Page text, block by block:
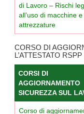
di Lavoro – Rischi
all’uso di macchine e
attrezzature
CORSO DI
L’ATTESTATO
CORSI DI
AGGIORNAMENTO
SICUREZZA SUL
Corso di